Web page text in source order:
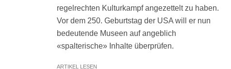
regelrechten Kulturkampf angezettelt zu haben.
Vor dem 250. Geburtstag der USA will er nun
bedeutende Museen auf angeblich
«spalterische» Inhalte überprüfen.
ARTIKEL LESEN